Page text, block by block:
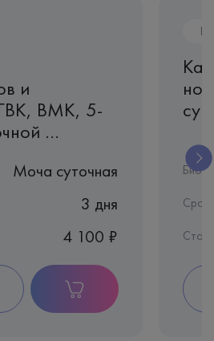
и
ВМК, 5-
...
Моча суточная
3 дня
4 100 ₽
Срок